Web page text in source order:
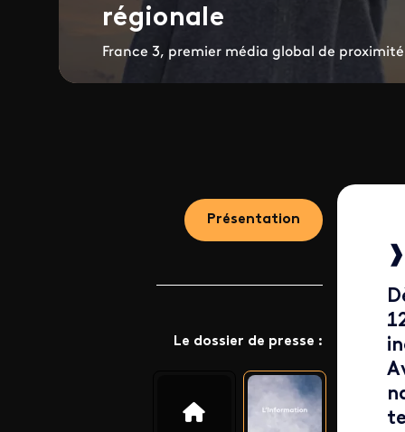
régionale
France 3, premier média global de proximité
Présentation
Le dossier de presse :
❱